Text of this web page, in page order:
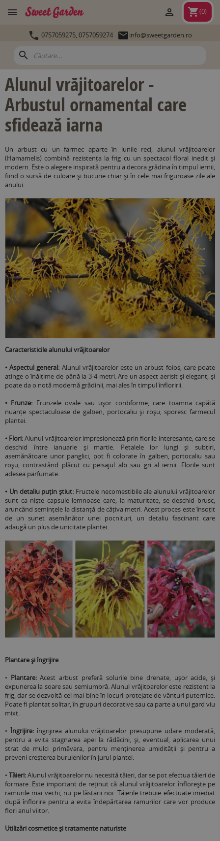
 shopping_cart(0)

 0757059275, 0757059274 info@sweetgarden.ro
search
Alunul vrăjitoarelor -
Arbustul ornamental care
sfidează iarna
Un arbust cu un farmec aparte în lunile reci, alunul vrăjitoarelor
(Hamamelis) combină rezistența la frig cu un spectacol floral inedit și
modern. Este o alegere inspirată pentru a decora grădina în timpul iernii,
fiind o sursă de culoare și bucurie chiar și în cele mai friguroase zile ale
anului.
Caracteristicile alunului vrăjitoarelor
• Aspectul general: Alunul vrăjitoarelor este un arbust foios, care poate
atinge o înălțime de până la 3-4 metri. Are un aspect aerisit și elegant, și
poate da o notă modernă grădinii, mai ales în timpul înfloririi.
• Frunze: Frunzele ovale sau ușor cordiforme, care toamna capătă
nuanțe spectaculoase de galben, portocaliu și roșu, sporesc farmecul
plantei.
• Flori:Alunul vrăjitoarelor impresionează prin florile interesante, care se
deschid între ianuarie și martie. Petalele lor lungi și subțiri,
asemănătoare unor panglici, pot fi colorate în galben, portocaliu sau
roșu, contrastând plăcut cu peisajul alb sau gri al iernii. Florile sunt
adesea parfumate.
• Un detaliu puțin știut: Fructele necomestibile ale alunului vrăjitoarelor
sunt ca niște capsule lemnoase care, la maturitate, se deschid brusc,
aruncând semințele la distanță de câțiva metri. Acest proces este însoțit
de un sunet asemănător unei pocnituri, un detaliu fascinant care
adaugă un plus de unicitate plantei.
Plantare și îngrijire
• Plantare:Acest arbust preferă solurile bine drenate, ușor acide, și
expunerea la soare sau semiumbră. Alunul vrăjitoarelor este rezistent la
frig, dar se dezvoltă cel mai bine în locuri protejate de vânturi puternice.
Poate fi plantat solitar, în grupuri decorative sau ca parte a unui gard viu
mixt.
• Îngrijire:îngrijirea alunului vrăjitoarelor presupune udare moderată,
pentru a evita stagnarea apei la rădăcini, și, eventual, aplicarea unui
strat de mulci primăvara, pentru menținerea umidității și pentru a
preveni creșterea buruienilor în jurul plantei.
• Tăieri:Alunul vrăjitoarelor nu necesită tăieri, dar se pot efectua tăieri de
formare. Este important de reținut că alunul vrăjitoarelor înflorește pe
ramurile mai vechi, nu pe lăstarii noi. Tăierile trebuie efectuate imediat
după înflorire pentru a evita îndepărtarea ramurilor care vor produce
flori anul viitor.
Utilizări cosmetice și tratamente naturiste